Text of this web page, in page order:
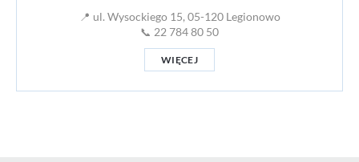
📍 ul. Wysockiego 15, 05-120 Legionowo
📞 22 784 80 50
WIĘCEJ